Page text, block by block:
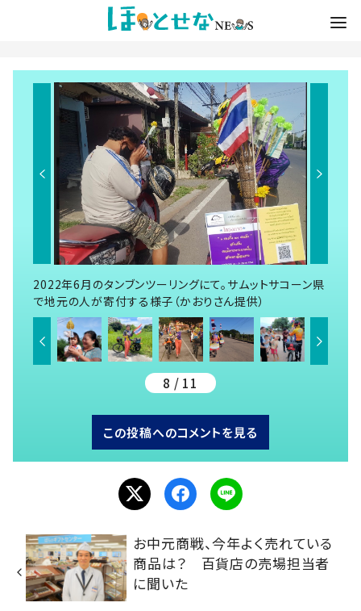
2022年6月のタンブンツーリングにて。サムットサコーン県
で地元の人が寄付する様子（かおりさん提供）
8 / 11
この投稿へのコメントを見る
お中元商戦、今年よく売れている
商品は？ 百貨店の売場担当者
に聞いた